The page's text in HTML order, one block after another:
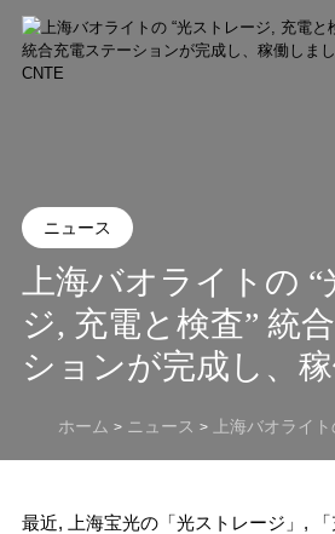
ニュース
上海バオライトの
ジ, 充電と検査” 統
ションが完成し、
ホーム > ニュース > 上海バオライトの “光ストレージ, 充
最近, 上海宝光の「光ストレージ」,